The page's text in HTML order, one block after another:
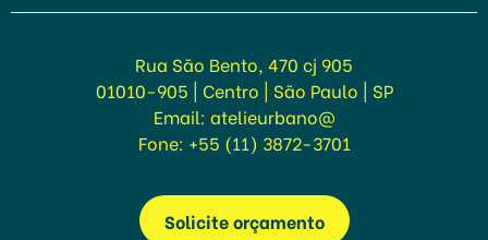
Rua São Bento, 470 cj 905
01010-905 | Centro | São Paulo | SP
Email: atelieurbano@
Fone: +55 (11) 3872-3701
Solicite orçamento